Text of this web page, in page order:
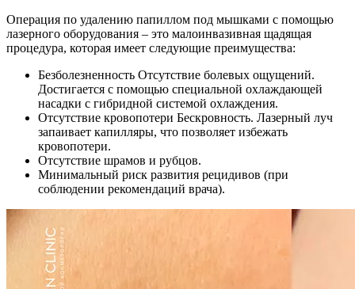
Операция по удалению папиллом под мышками с помощью
лазерного оборудования – это малоинвазивная щадящая
процедура, которая имеет следующие преимущества:
Безболезненность Отсутствие болевых ощущений.
Достигается с помощью специальной охлаждающей
насадки с гибридной системой охлаждения.
Отсутствие кровопотери Бескровность. Лазерный луч
запаивает капилляры, что позволяет избежать
кровопотери.
Отсутствие шрамов и рубцов.
Минимальный риск развития рецидивов (при
соблюдении рекомендаций врача).